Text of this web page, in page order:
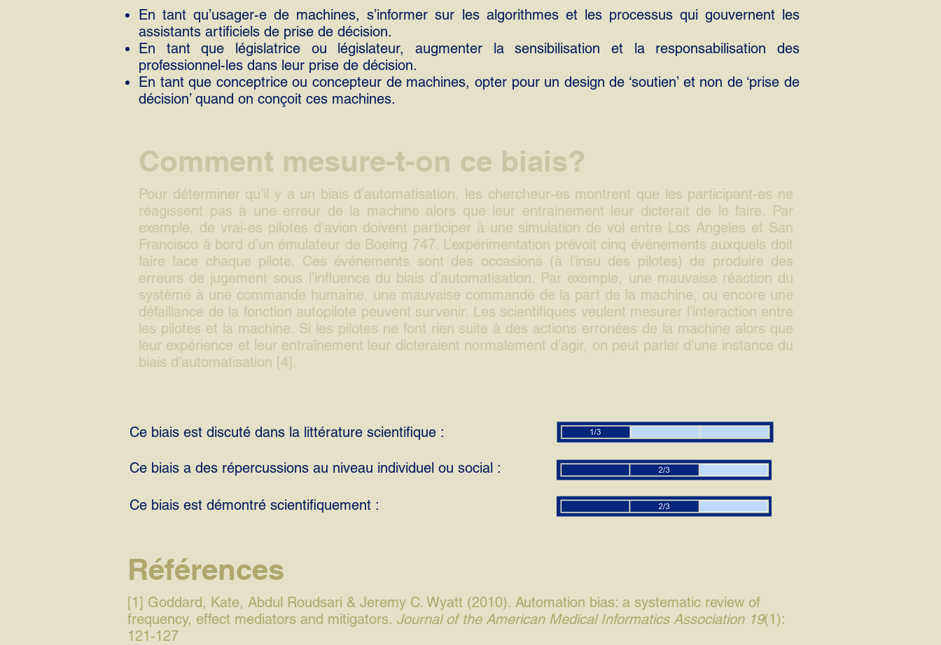
En tant qu’usager-e de machines, s’informer sur les algorithmes et les processus qui gouvernent les
assistants artificiels de prise de décision.
En tant que législatrice ou législateur, augmenter la sensibilisation et la responsabilisation des
professionnel-les dans leur prise de décision.
En tant que conceptrice ou concepteur de machines, opter pour un design de ‘soutien’ et non de ‘prise de
décision’ quand on conçoit ces machines.
Comment mesure-t-on ce biais?
Pour déterminer qu’il y a un biais d’automatisation, les chercheur-es montrent que les participant-es ne
réagissent pas à une erreur de la machine alors que leur entrainement leur dicterait de le faire. Par
exemple, de vrai-es pilotes d’avion doivent participer à une simulation de vol entre Los Angeles et San
Francisco à bord d’un émulateur de Boeing 747. L’expérimentation prévoit cinq événements auxquels doit
faire face chaque pilote. Ces événements sont des occasions (à l’insu des pilotes) de produire des
erreurs de jugement sous l’influence du biais d’automatisation. Par exemple, une mauvaise réaction du
système à une commande humaine, une mauvaise commande de la part de la machine, ou encore une
défaillance de la fonction autopilote peuvent survenir. Les scientifiques veulent mesurer l’interaction entre
les pilotes et la machine. Si les pilotes ne font rien suite à des actions erronées de la machine alors que
leur expérience et leur entraînement leur dicteraient normalement d’agir, on peut parler d’une instance du
biais d’automatisation [4].
Ce biais est discuté dans la littérature scientifique :
Ce biais a des répercussions au niveau individuel ou social :
Ce biais est démontré scientifiquement :
Références
[1] Goddard, Kate, Abdul Roudsari & Jeremy C. Wyatt (2010). Automation bias: a systematic review of
frequency, effect mediators and mitigators. Journal of the American Medical Informatics Association 19(1):
121-127